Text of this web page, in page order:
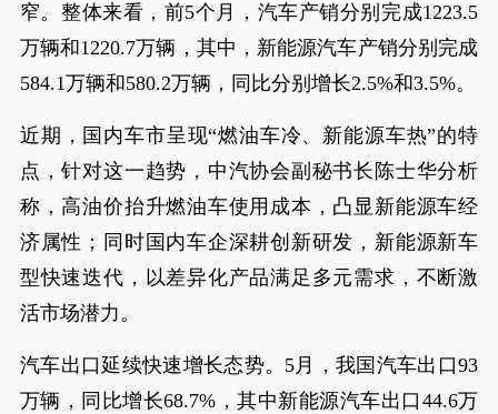
窄。整体来看，前5个月，汽车产销分别完成1223.5
万辆和1220.7万辆，其中，新能源汽车产销分别完成
584.1万辆和580.2万辆，同比分别增长2.5%和3.5%。
近期，国内车市呈现“燃油车冷、新能源车热”的特
点，针对这一趋势，中汽协会副秘书长陈士华分析
称，高油价抬升燃油车使用成本，凸显新能源车经
济属性；同时国内车企深耕创新研发，新能源新车
型快速迭代，以差异化产品满足多元需求，不断激
活市场潜力。
汽车出口延续快速增长态势。5月，我国汽车出口93
万辆，同比增长68.7%，其中新能源汽车出口44.6万